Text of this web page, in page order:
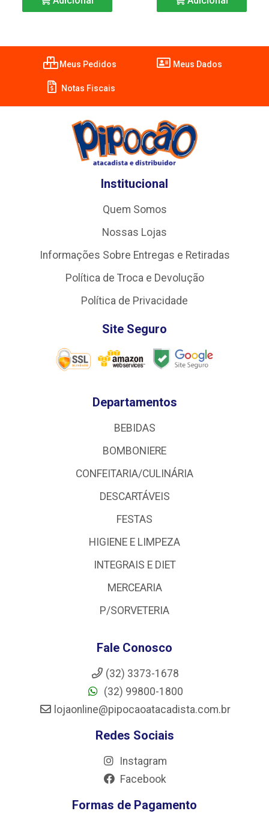
Meus Pedidos Meus Dados
Notas Fiscais
Institucional
Quem Somos
Nossas Lojas
Informações Sobre Entregas e Retiradas
Política de Troca e Devolução
Política de Privacidade
Site Seguro
Departamentos
BEBIDAS
BOMBONIERE
CONFEITARIA/CULINÁRIA
DESCARTÁVEIS
FESTAS
HIGIENE E LIMPEZA
INTEGRAIS E DIET
MERCEARIA
P/SORVETERIA
Fale Conosco
(32) 3373-1678
(32) 99800-1800
lojaonline@pipocaoatacadista.com.br
Redes Sociais
Instagram
Facebook
Formas de Pagamento